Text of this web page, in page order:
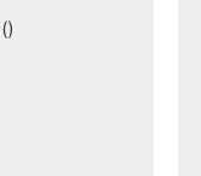
()